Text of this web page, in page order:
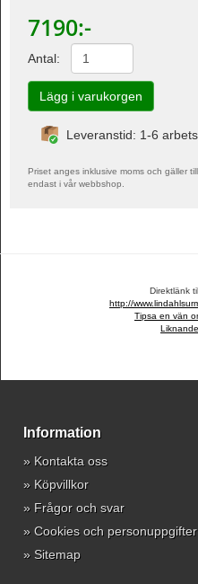
7190:-
Antal:
Leveranstid: 1-6
Priset anges inklusive moms och gäller
endast i vår webbshop.
Direktlänk
http://
Tipsa en vän
Information
» Kontakta oss
» Köpvillkor
» Frågor och svar
» Cookies och personuppgifter
» Sitemap